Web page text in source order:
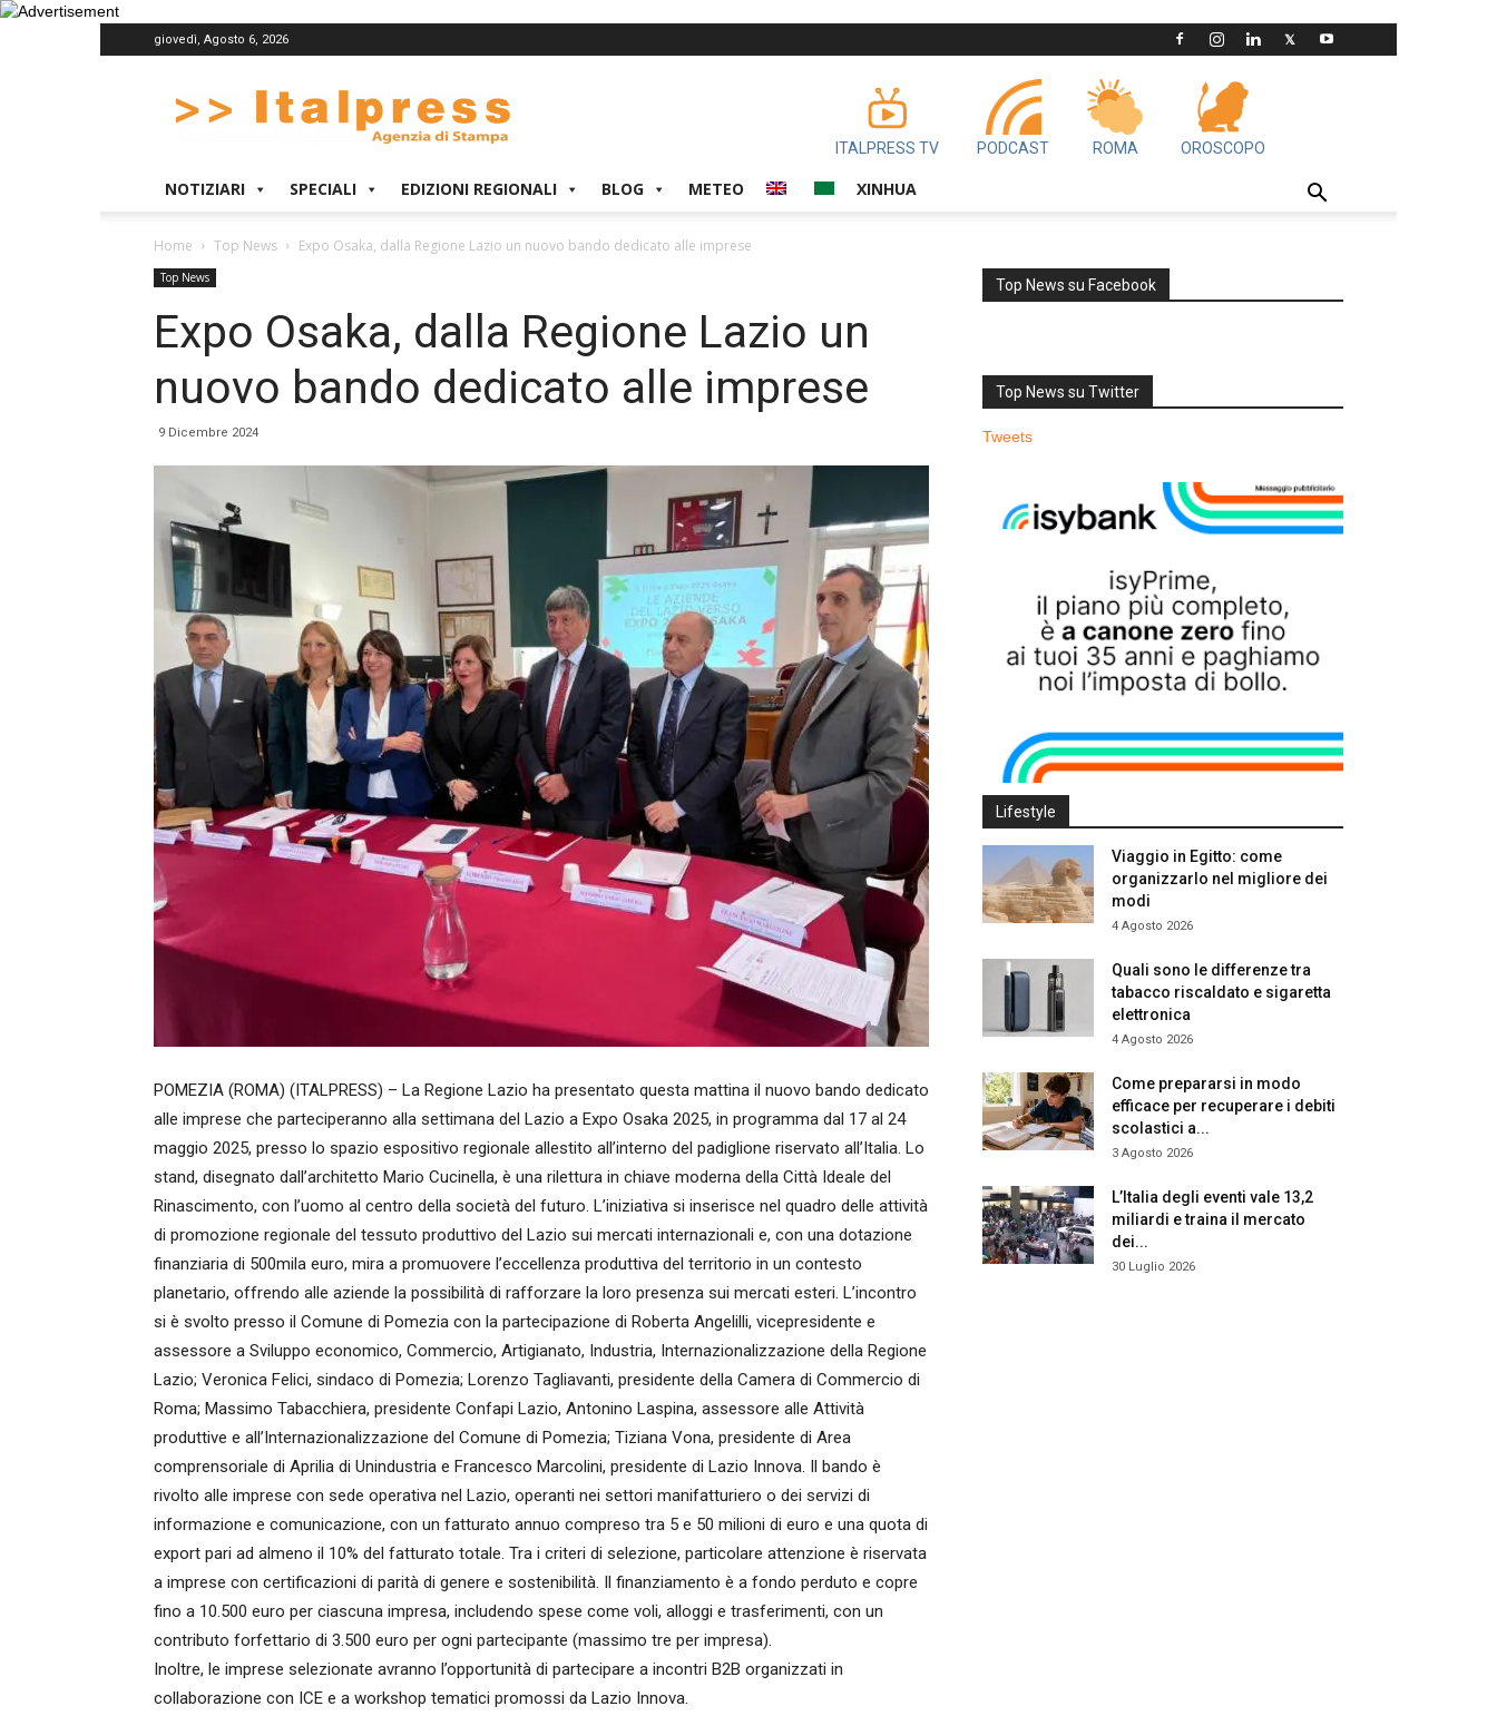
giovedì, Agosto 6, 2026
ITALPRESS TV PODCAST ROMA OROSCOPO
NOTIZIARI SPECIALI EDIZIONI REGIONALI BLOG METEO XINHUA
Home Top News Expo Osaka, dalla Regione Lazio un nuovo bando dedicato alle imprese
Top News
Expo Osaka, dalla Regione Lazio un
nuovo bando dedicato alle imprese
9 Dicembre 2024
POMEZIA (ROMA) (ITALPRESS) – La Regione Lazio ha presentato questa mattina il nuovo bando dedicato
alle imprese che parteciperanno alla settimana del Lazio a Expo Osaka 2025, in programma dal 17 al 24
maggio 2025, presso lo spazio espositivo regionale allestito all’interno del padiglione riservato all’Italia. Lo
stand, disegnato dall’architetto Mario Cucinella, è una rilettura in chiave moderna della Città Ideale del
Rinascimento, con l’uomo al centro della società del futuro. L’iniziativa si inserisce nel quadro delle attività
di promozione regionale del tessuto produttivo del Lazio sui mercati internazionali e, con una dotazione
finanziaria di 500mila euro, mira a promuovere l’eccellenza produttiva del territorio in un contesto
planetario, offrendo alle aziende la possibilità di rafforzare la loro presenza sui mercati esteri. L’incontro
si è svolto presso il Comune di Pomezia con la partecipazione di Roberta Angelilli, vicepresidente e
assessore a Sviluppo economico, Commercio, Artigianato, Industria, Internazionalizzazione della Regione
Lazio; Veronica Felici, sindaco di Pomezia; Lorenzo Tagliavanti, presidente della Camera di Commercio di
Roma; Massimo Tabacchiera, presidente Confapi Lazio, Antonino Laspina, assessore alle Attività
produttive e all’Internazionalizzazione del Comune di Pomezia; Tiziana Vona, presidente di Area
comprensoriale di Aprilia di Unindustria e Francesco Marcolini, presidente di Lazio Innova. Il bando è
rivolto alle imprese con sede operativa nel Lazio, operanti nei settori manifatturiero o dei servizi di
informazione e comunicazione, con un fatturato annuo compreso tra 5 e 50 milioni di euro e una quota di
export pari ad almeno il 10% del fatturato totale. Tra i criteri di selezione, particolare attenzione è riservata
a imprese con certificazioni di parità di genere e sostenibilità. Il finanziamento è a fondo perduto e copre
fino a 10.500 euro per ciascuna impresa, includendo spese come voli, alloggi e trasferimenti, con un
contributo forfettario di 3.500 euro per ogni partecipante (massimo tre per impresa).
Inoltre, le imprese selezionate avranno l’opportunità di partecipare a incontri B2B organizzati in
collaborazione con ICE e a workshop tematici promossi da Lazio Innova.
Top News su Facebook
Top News su Twitter
Tweets
Lifestyle
Viaggio in Egitto: come
organizzarlo nel migliore dei
modi
4 Agosto 2026
Quali sono le differenze tra
tabacco riscaldato e sigaretta
elettronica
4 Agosto 2026
Come prepararsi in modo
efficace per recuperare i debiti
scolastici a...
3 Agosto 2026
L’Italia degli eventi vale 13,2
miliardi e traina il mercato
dei...
30 Luglio 2026